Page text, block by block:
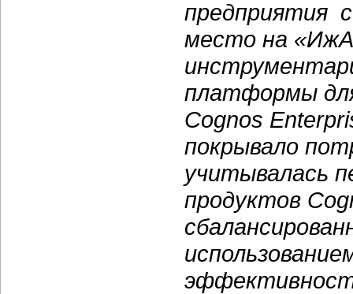
предприятия
место на
платформы
Cognos
покрывало
учитывалась
продуктов